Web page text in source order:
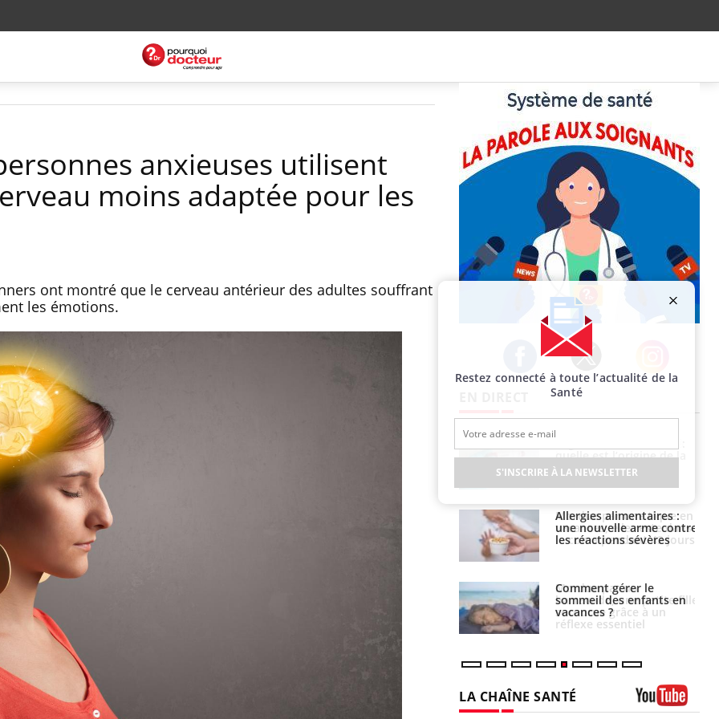
anxieuses utilisent
moins adaptée pour les
ont montré que le cerveau antérieur des adultes souffrant
les émotions.
Facebook Twitter Instagram
Le Viagra pourrait-il
freiner la propagation du
cancer ?
Pourquoi manger moins
de protéines pourrait
finalement être bénéfique
vacances, elle reste dans
quelle est l’origine de la
contamination ?
Allergies alimentaires :
une nouvelle arme contre
les réactions sévères
Comment gérer le
sommeil des enfants en
vacances ?
LA CHAÎNE SANTÉ
Restez connecté à toute l’actualité de la
Santé
S'INSCRIRE À LA NEWSLETTER